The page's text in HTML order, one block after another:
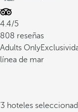
4.4/5
808 reseñas
Adults Only
línea de mar
hoteles